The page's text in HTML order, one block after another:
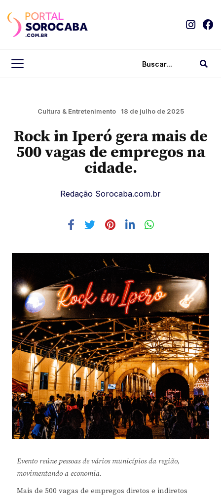
Cultura & Entretenimento 18 de julho de 2025
Rock in Iperó gera mais de
500 vagas de empregos na
cidade.
Redação Sorocaba.com.br
Evento reúne pessoas de vários municípios da região,
movimentando a economia.
Mais de 500 vagas de empregos diretos e indiretos